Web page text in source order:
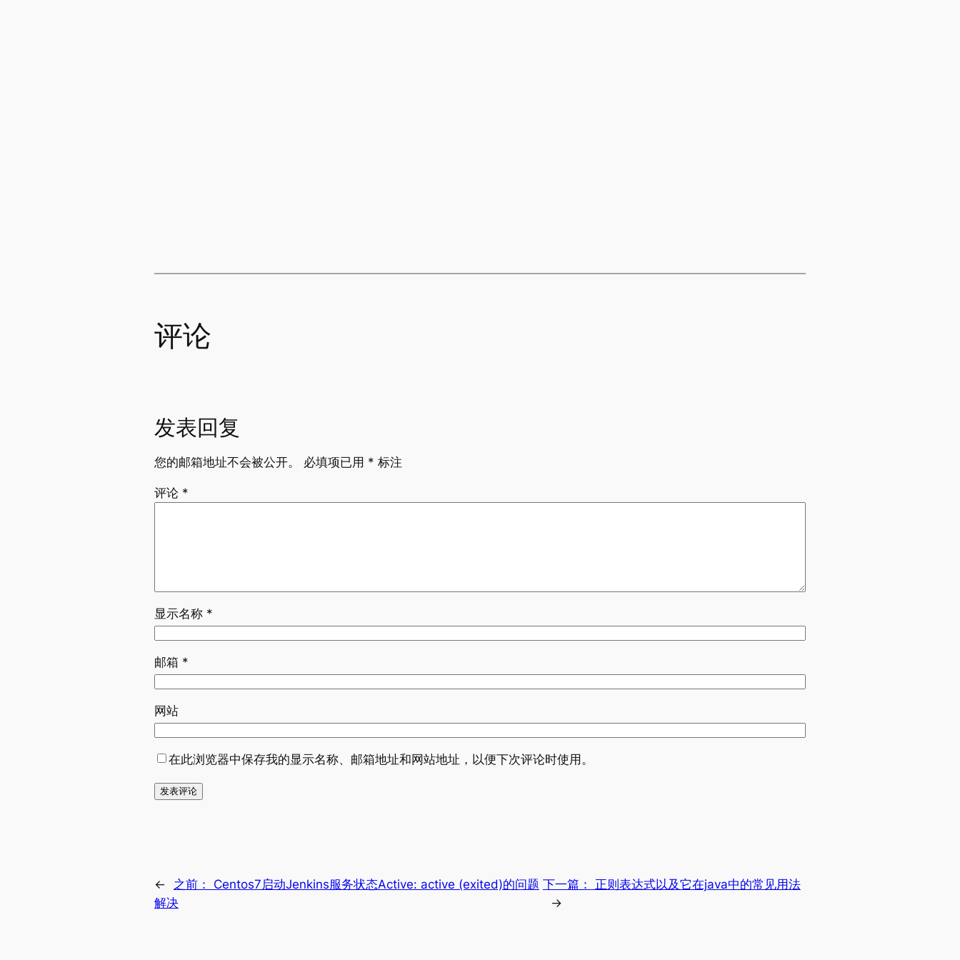
评论
发表回复
您的邮箱地址不会被公开。 必填项已用 * 标注
评论 *
显示名称 *
邮箱 *
网站
在此浏览器中保存我的显示名称、邮箱地址和网站地址，以便下次评论时使用。
← 之前： Centos7启动Jenkins服务状态Active: active (exited)的问题
解决
下一篇：
正则表达式以及它在java中的常见用法
→